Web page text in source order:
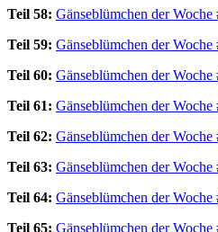
Teil 58: Gänseblümchen der Woche
Teil 59: Gänseblümchen der Woche
Teil 60: Gänseblümchen der Woche
Teil 61: Gänseblümchen der Woche
Teil 62: Gänseblümchen der Woche
Teil 63: Gänseblümchen der Woche
Teil 64: Gänseblümchen der Woche
Teil 65: Gänseblümchen der Woche